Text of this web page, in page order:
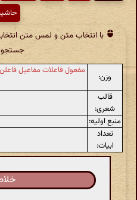
با انتخاب متن و لمس متن
جستجو
وزن:
مفعول فاعلات مفاعیل
قالب
شعری:
منبع اولیه:
تعداد
ابیات: